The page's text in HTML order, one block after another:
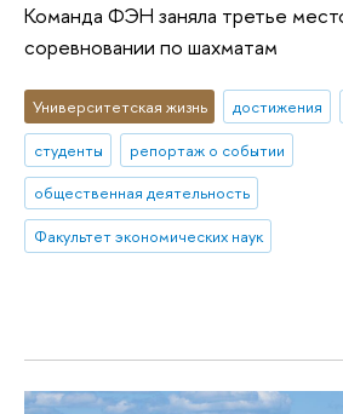
Команда ФЭН заняла третье
соревновании по шахматам
Университетская жизнь достижения
студенты
репортаж о событии
общественная деятельность
Факультет экономических наук